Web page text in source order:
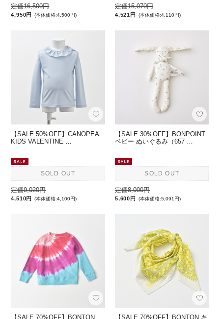
定価16,500円
4,950円 (本体価格:4,500円)
定価15,070円
4,521円 (本体価格:4,110円)
【SALE 50%OFF】CANOPEA
KIDS VALENTINE …
SOLD OUT
定価9,020円
4,510円 (本体価格:4,100円)
【SALE 30%OFF】BONPOINT
ベビー ぬいぐるみ（657 …
SOLD OUT
定価8,000円
5,600円 (本体価格:5,091円)
【SALE 70%OFF】BONTON
【SALE 70%OFF】BONTON キ